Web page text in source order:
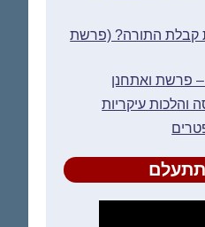
קבלת התורה? (פרשת
פרשת ואתחנן
עיקריות
תתעלם